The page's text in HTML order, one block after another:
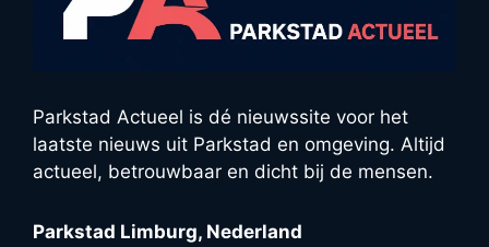
Parkstad Actueel is dé nieuwssite voor het
laatste nieuws uit Parkstad en omgeving. Altijd
actueel, betrouwbaar en dicht bij de mensen.
Parkstad Limburg, Nederland